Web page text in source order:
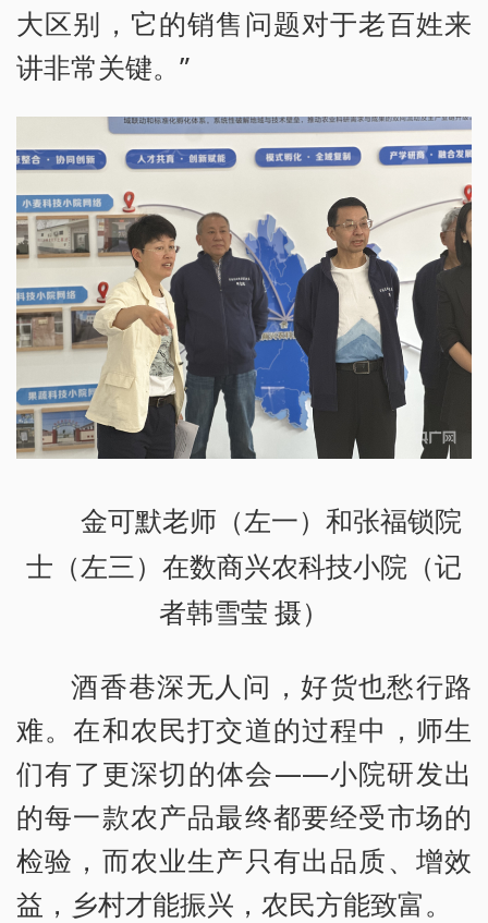
大区别，它的销售问题对于老百姓来
讲非常关键。”
金可默老师（左一）和张福锁院
士（左三）在数商兴农科技小院（记
者韩雪莹 摄）
酒香巷深无人问，好货也愁行路
难。在和农民打交道的过程中，师生
们有了更深切的体会——小院研发出
的每一款农产品最终都要经受市场的
检验，而农业生产只有出品质、增效
益，乡村才能振兴，农民方能致富。